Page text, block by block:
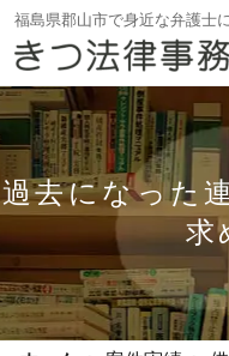
コ
ン
へ
ス
プ
福島県郡山市で身近な弁護士
過去になった
求